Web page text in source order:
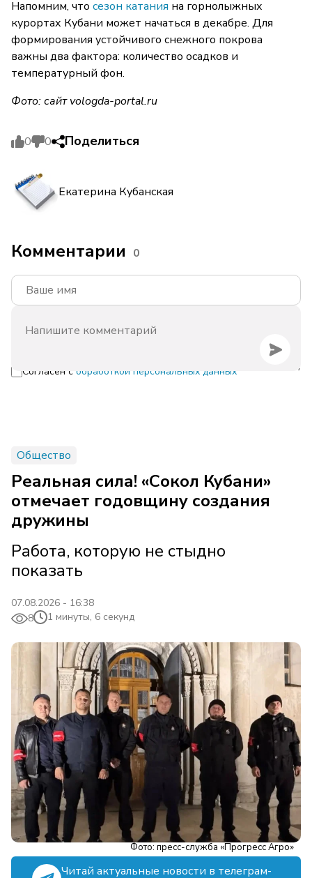
Напомним, что сезон катания на горнолыжных
курортах Кубани может начаться в декабре. Для
формирования устойчивого снежного покрова
важны два фактора: количество осадков и
температурный фон.
Фото: сайт vologda-portal.ru
0 0 Поделиться
Екатерина Кубанская
Комментарии 0
Согласен с обработкой персональных данных
Общество
Реальная сила! «Сокол Кубани»
отмечает годовщину создания
дружины
Работа, которую не стыдно
показать
07.08.2026 - 16:38
8
1 минуты, 6 секунд
Фото: пресс-служба «Прогресс Агро»
Читай актуальные новости в телеграм-